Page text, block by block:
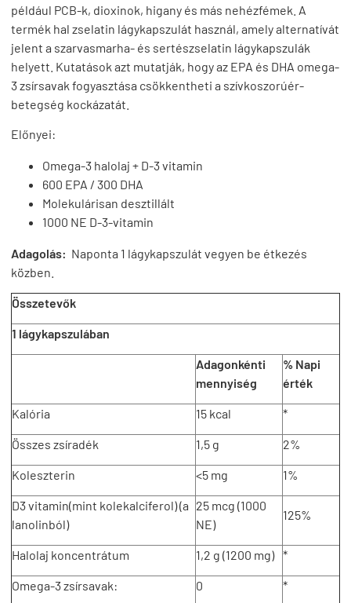
például PCB-k, dioxinok, higany és más nehézfémek. A
termék hal zselatin lágykapszulát használ, amely alternatívát
jelent a szarvasmarha- és sertészselatin lágykapszulák
helyett. Kutatások azt mutatják, hogy az EPA és DHA omega-
3 zsírsavak fogyasztása csökkentheti a szívkoszorúér-
betegség kockázatát.
Előnyei:
Omega-3 halolaj + D-3 vitamin
600 EPA / 300 DHA
Molekulárisan desztillált
1000 NE D-3-vitamin
Adagolás: Naponta 1 lágykapszulát vegyen be étkezés
közben.
Összetevők
1 lágykapszulában
Adagonkénti
mennyiség
% Napi
érték
Kalória 15 kcal *
Összes zsíradék 1,5 g 2%
Koleszterin <5 mg 1%
D3 vitamin(mint kolekalciferol) (a
lanolinból)
25 mcg (1000
NE)
125%
Halolaj koncentrátum 1,2 g (1200 mg) *
Omega-3 zsírsavak: 0 *